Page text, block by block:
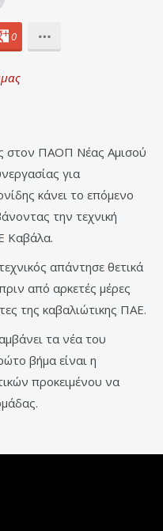
0
στον ΠΑΟΠ Νέας Αμισού
για
κάνει το επόμενο
την τεχνική
Καβάλα.
απάντησε θετικά
από αρκετές μέρες
της καβαλιώτικης ΠΑΕ.
τα νέα του
βήμα είναι η
προκειμένου να